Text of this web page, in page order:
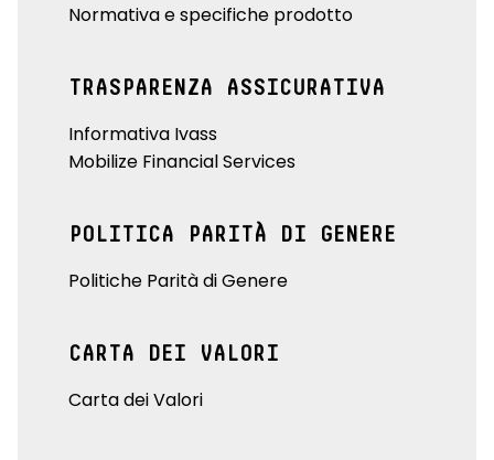
Normativa e specifiche prodotto
TRASPARENZA ASSICURATIVA
Informativa Ivass
Mobilize Financial Services
POLITICA PARITÀ DI GENERE
Politiche Parità di Genere
CARTA DEI VALORI
Carta dei Valori